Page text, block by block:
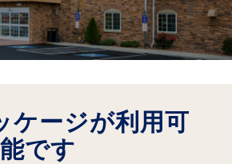
ケージが利用可
能です